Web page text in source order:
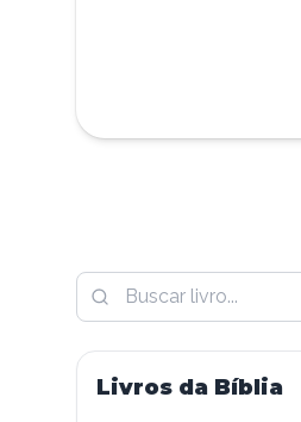
Livros da Bíblia